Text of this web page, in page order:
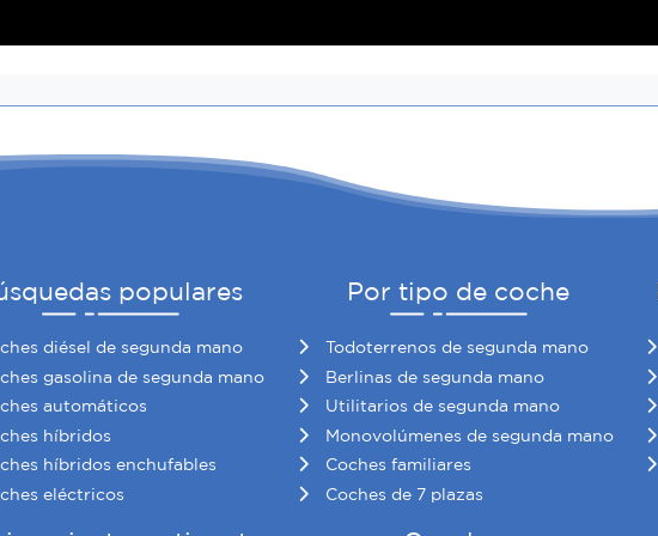
populares
diésel de segunda mano
gasolina de segunda mano
automáticos
híbridos
híbridos enchufables
eléctricos
Por tipo de coche
Todoterrenos de segunda mano
Berlinas de segunda mano
Utilitarios de segunda mano
Monovolúmenes de segunda mano
Coches familiares
Coches de 7 plazas